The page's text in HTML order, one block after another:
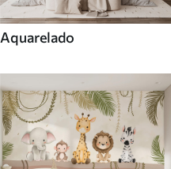
Aquarelado